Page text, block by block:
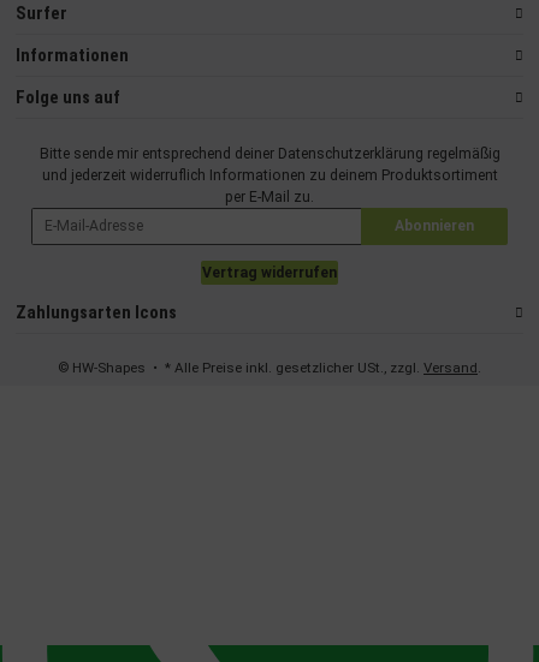
Surfer
Informationen
Folge uns auf
Bitte sende mir entsprechend deiner Datenschutzerklärung regelmäßig
und jederzeit widerruflich Informationen zu deinem Produktsortiment
per E-Mail zu.
Abonnieren
Vertrag widerrufen
Zahlungsarten Icons
© HW-Shapes • * Alle Preise inkl. gesetzlicher USt., zzgl. Versand